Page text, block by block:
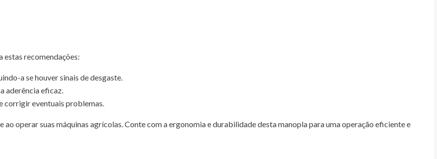
estas recomendações:
a se houver sinais de desgaste.
aderência eficaz.
corrigir eventuais problemas.
operar suas máquinas agrícolas. Conte com a ergonomia e durabilidade desta manopla para uma operação eficiente e